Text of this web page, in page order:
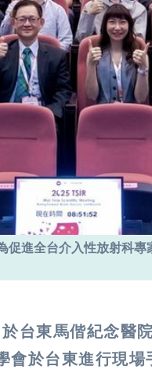
促進全台介入性放射科
台東馬偕紀念醫
會於台東進行現